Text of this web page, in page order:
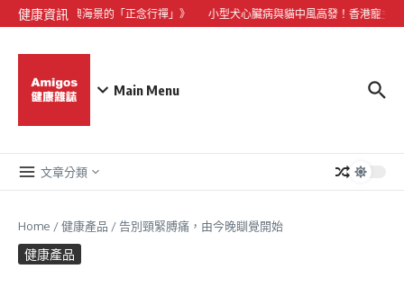
Skip to content
健康資訊
步道到貝澳海景的「正念行禪」》 小型犬心臟病與貓中風高發！香港寵主如
Main Menu
文章分類
Home /健康產品 /告別頸緊膊痛，由今晚瞓覺開始
健康產品